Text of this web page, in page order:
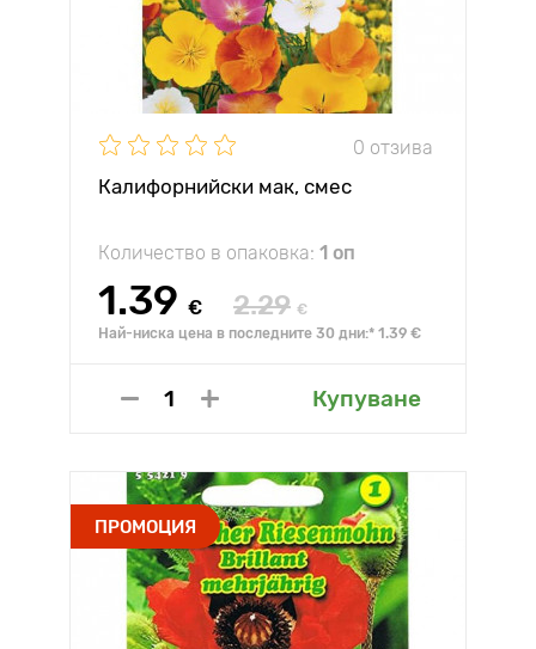
0 отзива
Калифорнийски мак, смес
Количество в опаковка: 1 оп
1.39 € 2.29 €
Най-ниска цена в последните 30 дни:* 1.39 €
Купуване
ПРОМОЦИЯ